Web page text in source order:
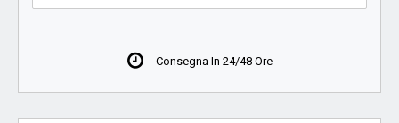
Consegna In 24/48 Ore